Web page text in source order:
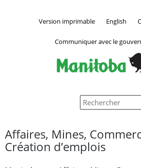
Version imprimable English
Communiquer avec le
Affaires, Mines,
Création d’emplois